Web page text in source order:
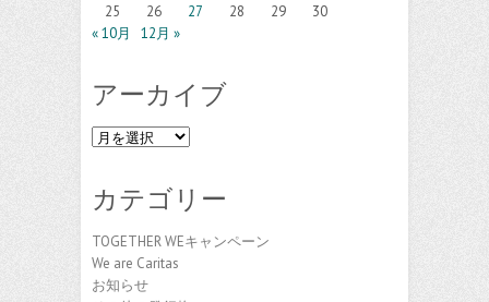
25
26 27 28 29
30
« 10月
12月 »
アーカイブ
ア
イ
カテゴリー
TOGETHER WEキャンペーン
We are Caritas
お知らせ